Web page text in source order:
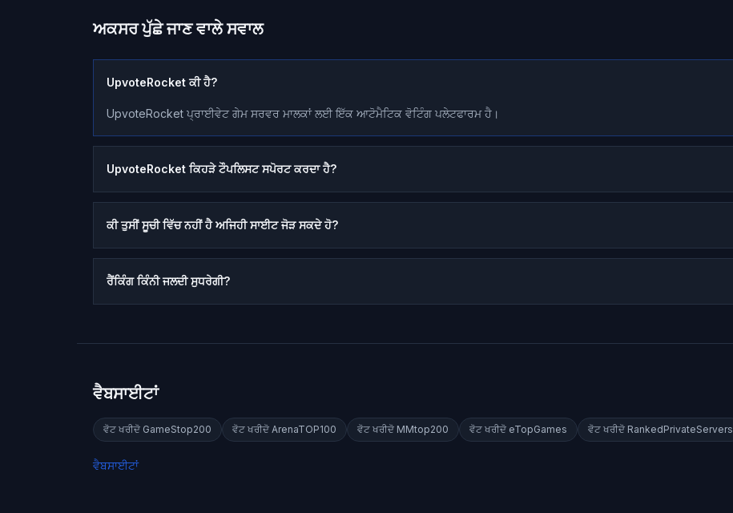
ਅਕਸਰ ਪੁੱਛੇ ਜਾਣ ਵਾਲੇ ਸਵਾਲ
UpvoteRocket ਕੀ ਹੈ?
UpvoteRocket ਪ੍ਰਾਈਵੇਟ ਗੇਮ ਸਰਵਰ ਮਾਲਕਾਂ ਲਈ ਇੱਕ ਆਟੋਮੈਟਿਕ ਵੋਟਿੰਗ ਪਲੇਟਫਾਰਮ ਹੈ।
UpvoteRocket ਕਿਹੜੇ ਟੌਪਲਿਸਟ ਸਪੋਰਟ ਕਰਦਾ ਹੈ?
ਕੀ ਤੁਸੀਂ ਸੂਚੀ ਵਿੱਚ ਨਹੀਂ ਹੈ ਅਜਿਹੀ ਸਾਈਟ ਜੋੜ ਸਕਦੇ ਹੋ?
ਰੈਂਕਿੰਗ ਕਿੰਨੀ ਜਲਦੀ ਸੁਧਰੇਗੀ?
ਵੈਬਸਾਈਟਾਂ
ਵੋਟ ਖਰੀਦੋ GameStop200 ਵੋਟ ਖਰੀਦੋ ArenaTOP100 ਵੋਟ ਖਰੀਦੋ MMtop200 ਵੋਟ ਖਰੀਦੋ eTopGames ਵੋਟ ਖਰੀਦੋ RankedPrivateServers
ਵੈਬਸਾਈਟਾਂ